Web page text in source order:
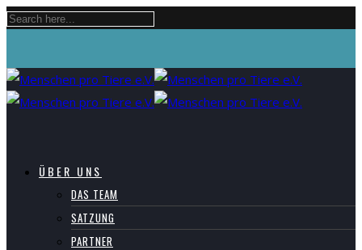
ÜBER UNS
DAS TEAM
SATZUNG
PARTNER